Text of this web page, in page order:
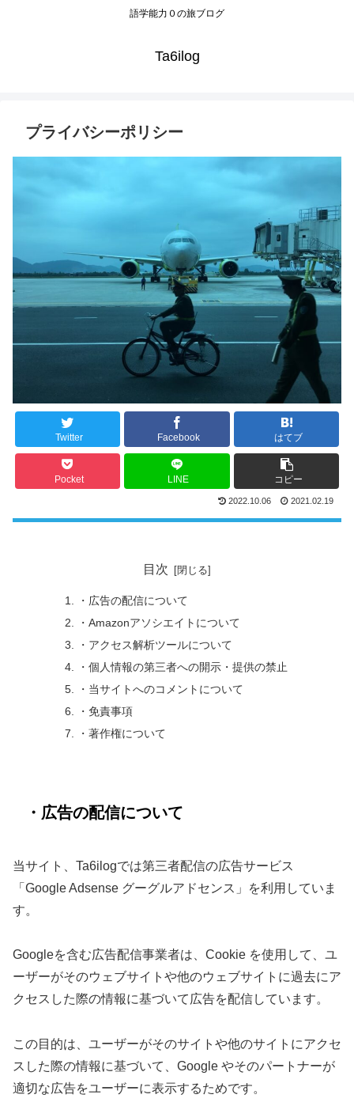
語学能力０の旅ブログ
Ta6ilog
プライバシーポリシー
Twitter Facebook はてブ
Pocket LINE コピー
2022.10.06 2021.02.19
目次
・広告の配信について
・Amazonアソシエイトについて
・アクセス解析ツールについて
・個人情報の第三者への開示・提供の禁止
・当サイトへのコメントについて
・免責事項
・著作権について
・広告の配信について
当サイト、Ta6ilogでは第三者配信の広告サービス
「Google Adsense グーグルアドセンス」を利用していま
す。
Googleを含む広告配信事業者は、Cookie を使用して、ユ
ーザーがそのウェブサイトや他のウェブサイトに過去にア
クセスした際の情報に基づいて広告を配信しています。
この目的は、ユーザーがそのサイトや他のサイトにアクセ
スした際の情報に基づいて、Google やそのパートナーが
適切な広告をユーザーに表示するためです。